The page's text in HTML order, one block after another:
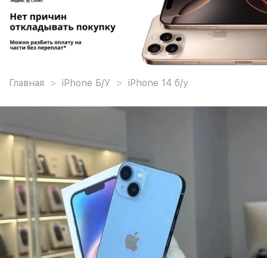
Главная iPhone Б/У iPhone 14 б/у